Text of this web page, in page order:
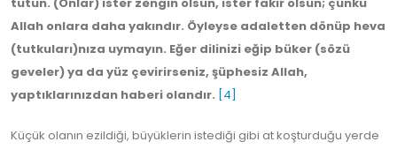
Allah onlara daha yakındır. Öyleyse adaletten dönüp heva
(tutkuları)nıza uymayın. Eğer dilinizi eğip büker (sözü
geveler) ya da yüz çevirirseniz, şüphesiz Allah,
yaptıklarınızdan haberi olandır. [4]
Küçük olanın ezildiği, büyüklerin istediği gibi at koşturduğu yerde